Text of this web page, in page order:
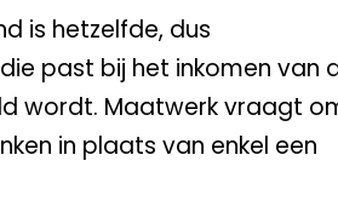
is hetzelfde, dus
past bij het inkomen van
wordt. Maatwerk vraagt
in plaats van enkel een